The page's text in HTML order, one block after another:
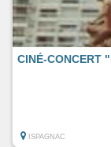
CINÉ-CONCERT
ISPAGNAC